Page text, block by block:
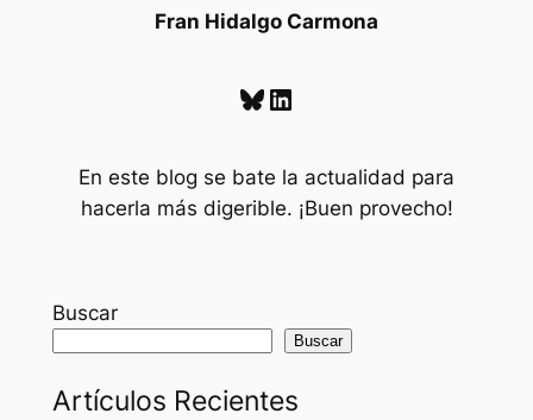
Fran Hidalgo Carmona
Bluesky LinkedIn
En este blog se bate la actualidad para
hacerla más digerible. ¡Buen provecho!
Buscar
Buscar
Artículos Recientes